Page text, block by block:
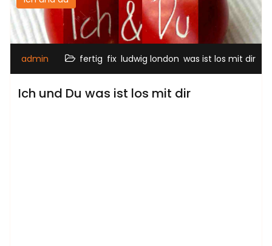
admin fertig fix ludwig london was ist los mit dir
Ich und Du was ist los mit dir